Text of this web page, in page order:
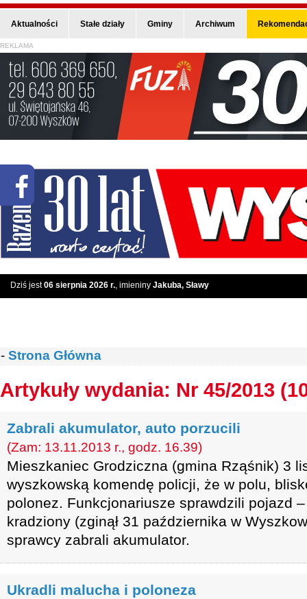
Aktualności Stałe działy Gminy Archiwum
REKLAMA
Dziś jest06 sierpnia 2026 r., imieniny Jakuba, Sławy
- Strona Główna
Artykuły wydania: Nr 45/2013
Zabrali akumulator, auto porzucili
(Zam: 13.11.2013 r., godz. 16.39)
Mieszkaniec Grodziczna (gmina Rząśnik) 3
wyszkowską komendę policji, że w polu,
polonez. Funkcjonariusze sprawdzili pojazd
kradziony (zginął 31 października w
sprawcy zabrali akumulator.
Ukradli malucha i poloneza